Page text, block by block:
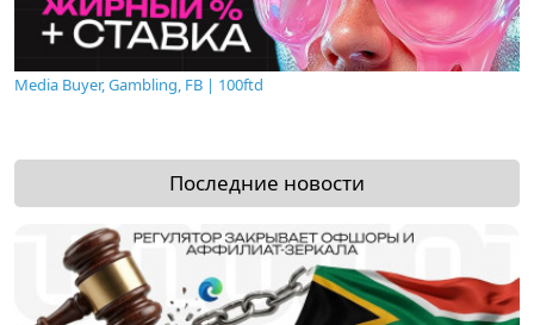
Media Buyer, Gambling, FB | 100ftd
Последние новости